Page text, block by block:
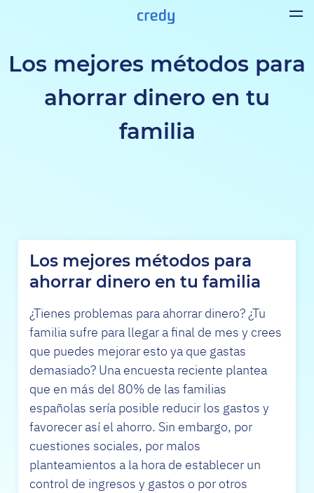
Los mejores métodos para
ahorrar dinero en tu
familia
Los mejores métodos para
ahorrar dinero en tu familia
¿Tienes problemas para ahorrar dinero? ¿Tu
familia sufre para llegar a final de mes y crees
que puedes mejorar esto ya que gastas
demasiado? Una encuesta reciente plantea
que en más del 80% de las familias
españolas sería posible reducir los gastos y
favorecer así el ahorro. Sin embargo, por
cuestiones sociales, por malos
planteamientos a la hora de establecer un
control de ingresos y gastos o por otros